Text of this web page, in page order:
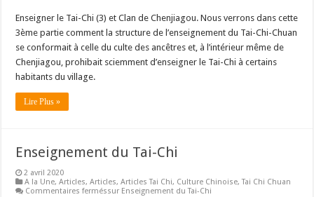
Enseigner le Tai-Chi (3) et Clan de Chenjiagou. Nous verrons dans cette
3ème partie comment la structure de l’enseignement du Tai-Chi-Chuan
se conformait à celle du culte des ancêtres et, à l’intérieur même de
Chenjiagou, prohibait sciemment d’enseigner le Tai-Chi à certains
habitants du village.
Lire Plus »
Enseignement du Tai-Chi
2 avril 2020
A la Une,Articles,Articles,Articles Tai Chi, Culture Chinoise,Tai Chi Chuan
Commentaires ferméssur Enseignement du Tai-Chi